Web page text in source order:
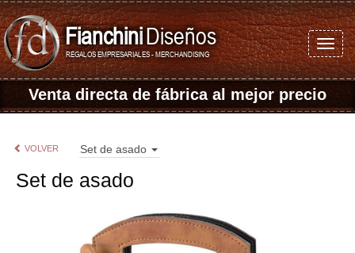
FianchiniDiseños
REGALOS EMPRESARIALES - MERCHANDISING
Venta directa de fábrica al mejor precio
VOLVER Set de asado
Set de asado